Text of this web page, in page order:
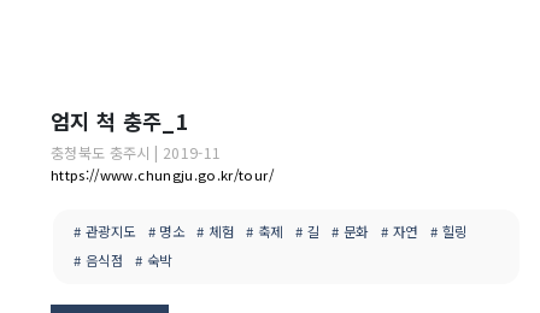
엄지 척 충주_1
충청북도 충주시 | 2019-11
https://www.chungju.go.kr/tour/
# 관광지도 # 명소 # 체험 # 축제 # 길 # 문화 # 자연
# 힐링
# 음식점
# 숙박